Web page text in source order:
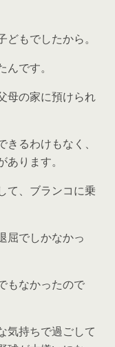
もでしたから。
です。
母の家に預けられ
るわけもなく、
ります。
て、ブランコに乗
屈でしかなかっ
もなかったので
気持ちで過ごして